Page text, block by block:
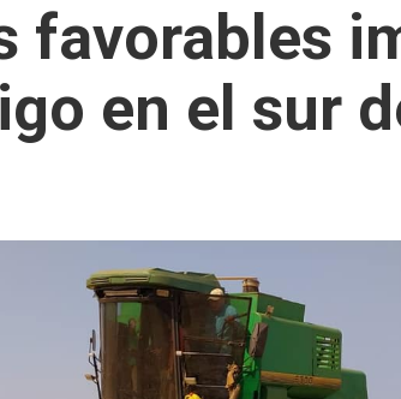
favorables
en el sur